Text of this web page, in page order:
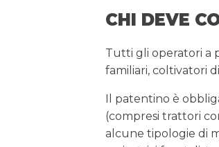
CHI DEVE
Tutti gli operatori a
familiari, coltivatori
Il patentino è
(compresi trattori
alcune tipologie di